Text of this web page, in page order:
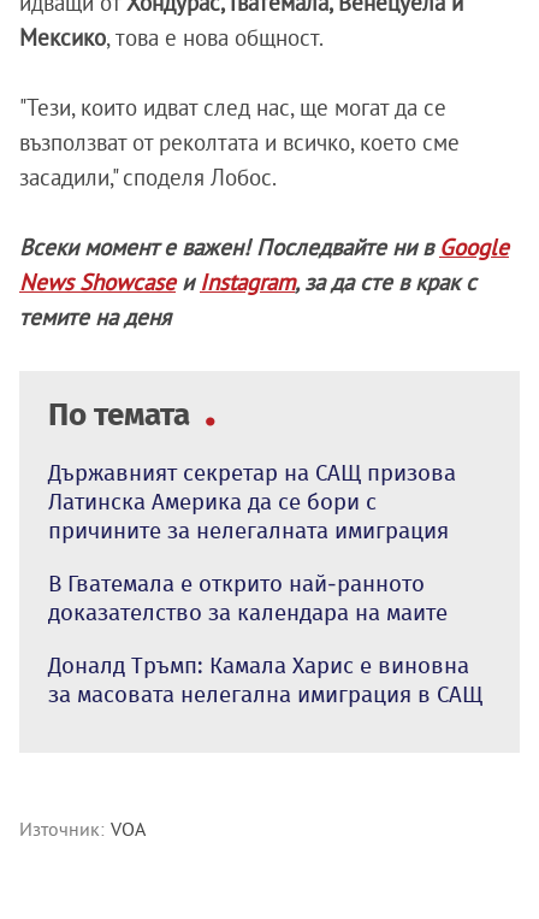
Мексико, това е нова общност.
"Тези, които идват след нас, ще могат да се
възползват от реколтата и всичко, което сме
засадили," споделя Лобос.
Всеки момент е важен! Последвайте ни в Google
News Showcaseи Instagram, за да сте в крак с
темите на деня
По темата
Държавният секретар на САЩ призова
Латинска Америка да се бори с
причините за нелегалната имиграция
В Гватемала е открито най-ранното
доказателство за календара на маите
Доналд Тръмп: Камала Харис е виновна
за масовата нелегална имиграция в САЩ
Източник: VOA